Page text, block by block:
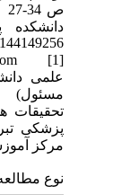
ص
دانشکده
علمی
تحقیقات
مرکز
نوع مطالعه: